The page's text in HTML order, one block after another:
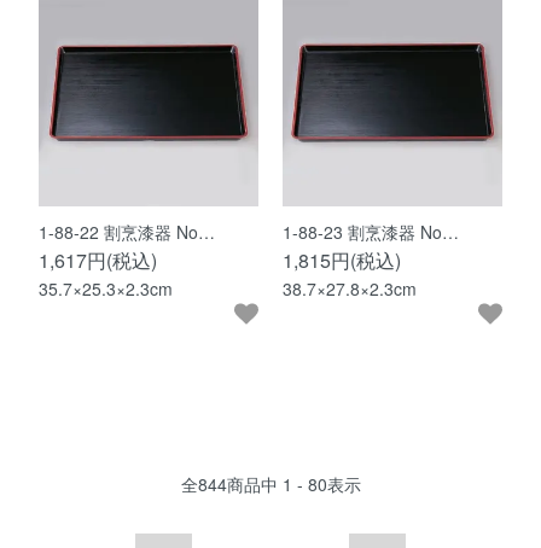
1-88-22 割烹漆器 No…
1,617円(税込)
35.7×25.3×2.3cm
1-88-23 割烹漆器 No…
1,815円(税込)
38.7×27.8×2.3cm
全844商品中 1 - 80表示